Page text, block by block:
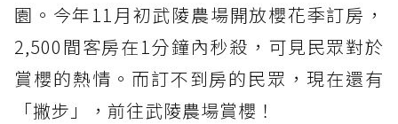
園。今年11月初武陵農場開放櫻花季訂房，
2,500間客房在1分鐘內秒殺，可見民眾對於
賞櫻的熱情。而訂不到房的民眾，現在還有
「撇步」，前往武陵農場賞櫻！